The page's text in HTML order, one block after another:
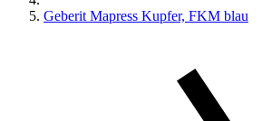
Geberit Mapress Kupfer, FKM blau